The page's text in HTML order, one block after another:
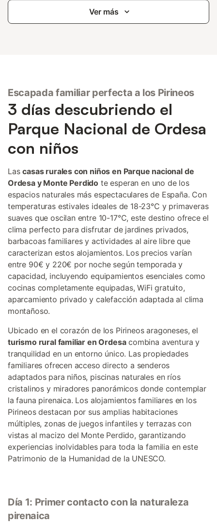
Ver más
Escapada familiar perfecta a los Pirineos
3 días descubriendo el
Parque Nacional de Ordesa
con niños
Lascasas rurales con niños en Parque nacional de
Ordesa y Monte Perdido te esperan en uno de los
espacios naturales más espectaculares de España. Con
temperaturas estivales ideales de 18-23°C y primaveras
suaves que oscilan entre 10-17°C, este destino ofrece el
clima perfecto para disfrutar de jardines privados,
barbacoas familiares y actividades al aire libre que
caracterizan estos alojamientos. Los precios varían
entre 90€ y 220€ por noche según temporada y
capacidad, incluyendo equipamientos esenciales como
cocinas completamente equipadas, WiFi gratuito,
aparcamiento privado y calefacción adaptada al clima
montañoso.
Ubicado en el corazón de los Pirineos aragoneses, el
turismo rural familiar en Ordesacombina aventura y
tranquilidad en un entorno único. Las propiedades
familiares ofrecen acceso directo a senderos
adaptados para niños, piscinas naturales en ríos
cristalinos y miradores panorámicos donde contemplar
la fauna pirenaica. Los alojamientos familiares en los
Pirineos destacan por sus amplias habitaciones
múltiples, zonas de juegos infantiles y terrazas con
vistas al macizo del Monte Perdido, garantizando
experiencias inolvidables para toda la familia en este
Patrimonio de la Humanidad de la UNESCO.
Día 1: Primer contacto con la naturaleza
pirenaica